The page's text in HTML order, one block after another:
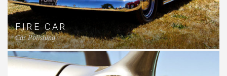
FIRE CAR
Car Polishing